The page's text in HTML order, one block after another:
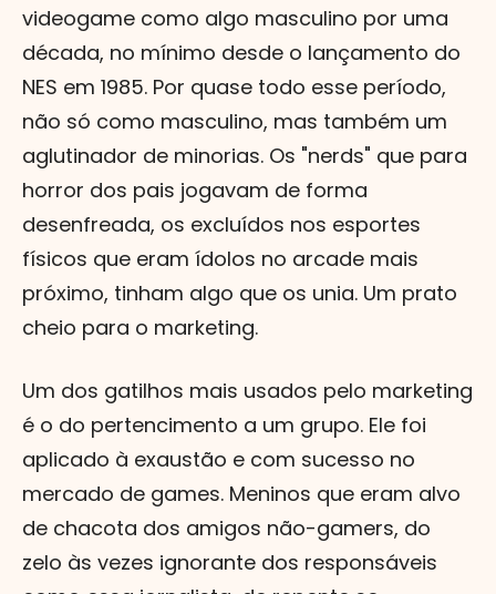
videogame como algo masculino por uma
década, no mínimo desde o lançamento do
NES em 1985. Por quase todo esse período,
não só como masculino, mas também um
aglutinador de minorias. Os "nerds" que para
horror dos pais jogavam de forma
desenfreada, os excluídos nos esportes
físicos que eram ídolos no arcade mais
próximo, tinham algo que os unia. Um prato
cheio para o marketing.
Um dos gatilhos mais usados pelo marketing
é o do pertencimento a um grupo. Ele foi
aplicado à exaustão e com sucesso no
mercado de games. Meninos que eram alvo
de chacota dos amigos não-gamers, do
zelo às vezes ignorante dos responsáveis